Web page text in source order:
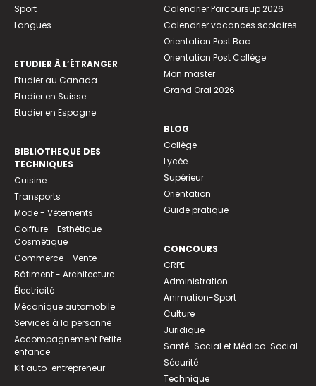
Sport
Langues
ETUDIER À L’ÉTRANGER
Etudier au Canada
Etudier en Suisse
Etudier en Espagne
BIBLIOTHEQUE DES
TECHNIQUES
Cuisine
Transports
Mode - Vêtements
Coiffure - Esthétique -
Cosmétique
Commerce - Vente
Bâtiment - Architecture
Électricité
Mécanique automobile
Services à la personne
Accompagnement Petite
enfance
Kit auto-entrepreneur
Calendrier Parcoursup 2026
Calendrier vacances scolaires
Orientation Post Bac
Orientation Post Collège
Mon master
Grand Oral 2026
BLOG
Collège
Lycée
Supérieur
Orientation
Guide pratique
CONCOURS
CRPE
Administration
Animation-Sport
Culture
Juridique
Santé-Social et Médico-Social
Sécurité
Technique